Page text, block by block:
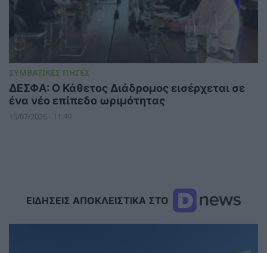
ΣΥΜΒΑΤΙΚΕΣ ΠΗΓΕΣ
ΔΕΣΦΑ: Ο Κάθετος Διάδρομος εισέρχεται σε
ένα νέο επίπεδο ωριμότητας
15/07/2026 - 11:49
ΕΙΔΗΣΕΙΣ ΑΠΟΚΛΕΙΣΤΙΚΑ ΣΤΟ